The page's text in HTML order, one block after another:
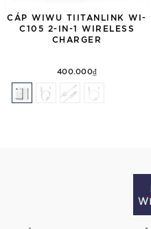
CÁP WIWU TIITANLINK WI-
C105 2-IN-1 WIRELESS
CHARGER
400.000₫